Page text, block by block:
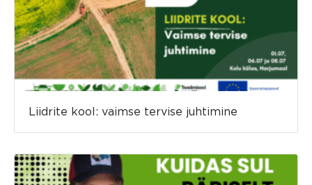
Liidrite kool: vaimse tervise juhtimine